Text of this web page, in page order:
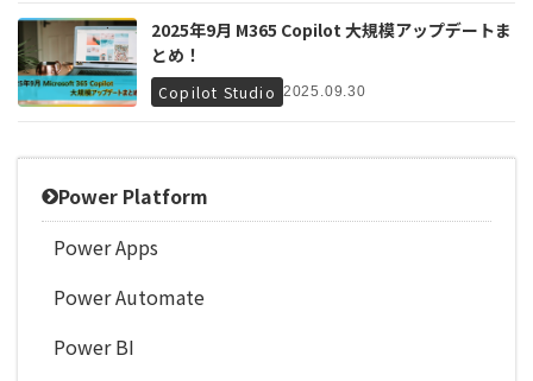
2025年9月 M365 Copilot 大規模アップデートま
とめ！
Copilot Studio 2025.09.30
Power Platform
Power Apps
Power Automate
Power BI